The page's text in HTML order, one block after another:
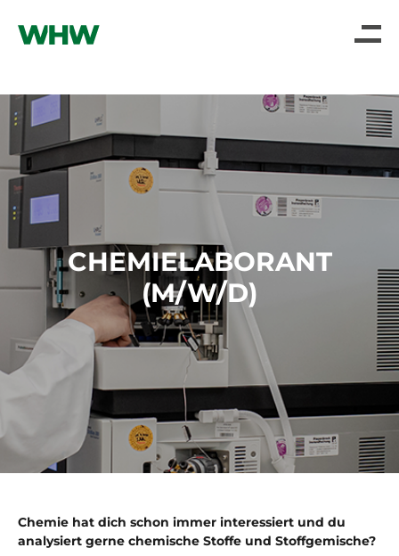
CHEMIELABORANT
(M/W/D)
Chemie hat dich schon immer interessiert und du
analysiert gerne chemische Stoffe und Stoffgemische?